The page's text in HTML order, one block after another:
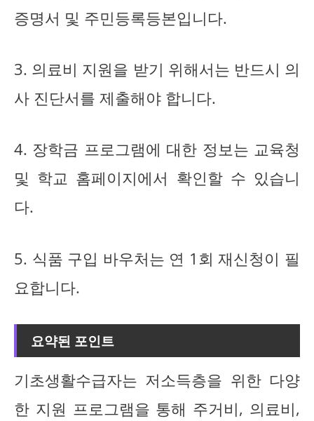
증명서 및 주민등록등본입니다.
3. 의료비 지원을 받기 위해서는 반드시 의
사 진단서를 제출해야 합니다.
4. 장학금 프로그램에 대한 정보는 교육청
및 학교 홈페이지에서 확인할 수 있습니
다.
5. 식품 구입 바우처는 연 1회 재신청이 필
요합니다.
요약된 포인트
기초생활수급자는 저소득층을 위한 다양
한 지원 프로그램을 통해 주거비, 의료비,